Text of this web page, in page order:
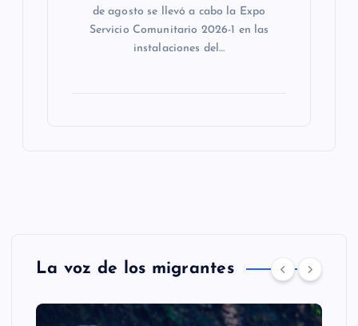
de agosto se llevó a cabo la Expo
Servicio Comunitario 2026-1 en las
instalaciones del…
La voz de los migrantes